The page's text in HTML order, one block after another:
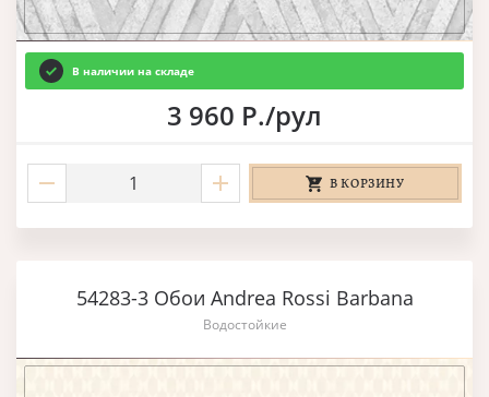
В наличии на складе
3 960 Р./рул
В КОРЗИНУ
54283-3 Обои Andrea Rossi Barbana
Водостойкие